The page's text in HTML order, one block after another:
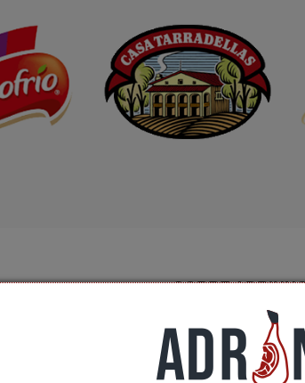
SOBRE
Conócenos
Contactar